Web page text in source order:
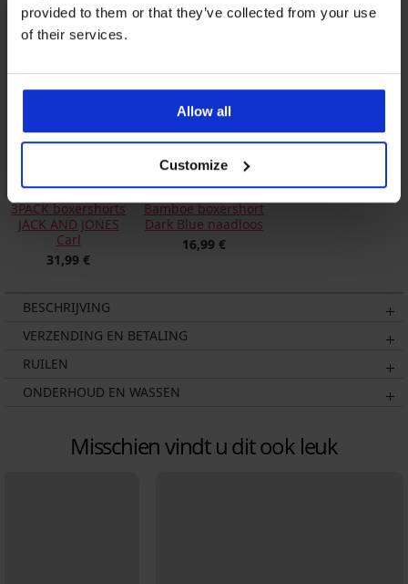
provided to them or that they’ve collected from your use
of their services.
Allow all
Customize
3PACK boxershorts
JACK AND JONES
Carl
31,99 €
Bamboe boxershort
Dark Blue naadloos
16,99 €
BESCHRIJVING
VERZENDING EN BETALING
RUILEN
ONDERHOUD EN WASSEN
Misschien vindt u dit ook leuk